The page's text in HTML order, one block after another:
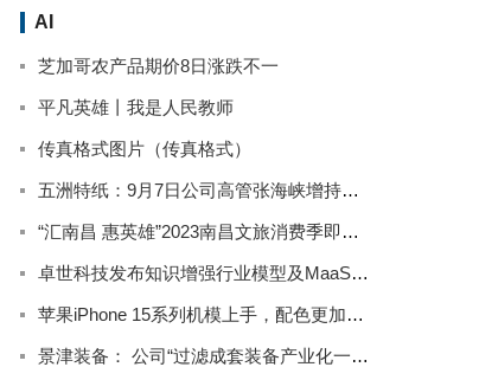
AI
芝加哥农产品期价8日涨跌不一
平凡英雄丨我是人民教师
传真格式图片（传真格式）
五洲特纸：9月7日公司高管张海峡增持公司股份合计2000股
“汇南昌 惠英雄”2023南昌文旅消费季即将精彩来袭
卓世科技发布知识增强行业模型及MaaS产品系列
苹果iPhone 15系列机模上手，配色更加柔和
景津装备： 公司“过滤成套装备产业化一期项目”总建设周期预计为18个月，目前正在建设中